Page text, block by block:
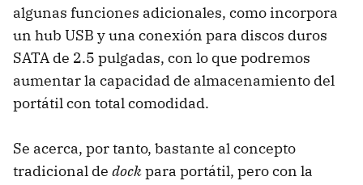
algunas funciones adicionales, como incorpora
un hub USB y una conexión para discos duros
SATA de 2.5 pulgadas, con lo que podremos
aumentar la capacidad de almacenamiento del
portátil con total comodidad.
Se acerca, por tanto, bastante al concepto
tradicional de dockpara portátil, pero con la